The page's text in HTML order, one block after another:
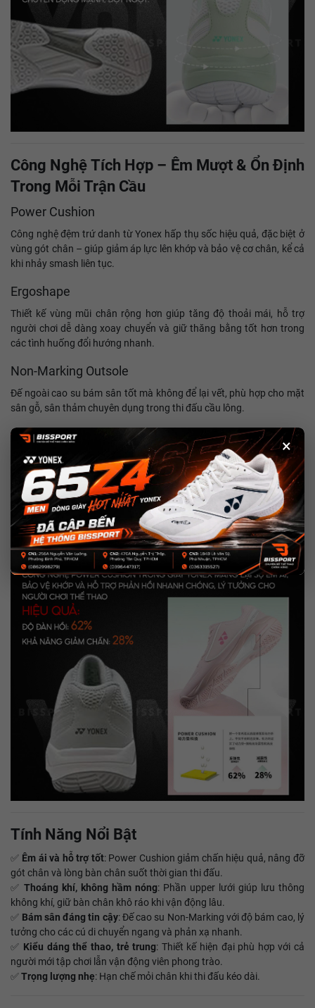
×
Công Nghệ Tích Hợp – Êm Mượt & Ổn Định
Trong Mỗi Trận Cầu
Power Cushion
Công nghệ đệm trứ danh từ Yonex hấp thụ sốc hiệu quả, đặc biệt ở
vùng gót chân – giúp giảm áp lực lên khớp và bảo vệ cơ chân, kể cả
khi nhảy smash liên tục.
Ergoshape
Thiết kế vùng mũi chân rộng hơn giúp tăng độ thoải mái, hỗ trợ
người chơi dễ dàng xoay chuyển và giữ thăng bằng tốt hơn trong
các tình huống đổi hướng nhanh.
Non-Marking Outsole
Đế ngoài cao su bám sân tốt mà không để lại vết, phù hợp cho mặt
sân gỗ, sân thảm chuyên dụng trong thi đấu cầu lông.
Inner Bootie Fit
Hệ thống lưỡi giày tích hợp liền thân giúp giảm cọ sát và cải thiện độ
ôm – mang lại cảm giác mượt mà, liền mạch trong từng bước
chuyển động.
Tính Năng Nổi Bật
✅ Êm ái và hỗ trợ tốt: Power Cushion giảm chấn hiệu quả, nâng đỡ
gót chân và lòng bàn chân suốt thời gian thi đấu.
✅ Thoáng khí, không hầm nóng: Phần upper lưới giúp lưu thông
không khí, giữ bàn chân khô ráo khi vận động lâu.
✅ Bám sân đáng tin cậy: Đế cao su Non-Marking với độ bám cao, lý
tưởng cho các cú di chuyển ngang và phản xạ nhanh.
✅ Kiểu dáng thể thao, trẻ trung: Thiết kế hiện đại phù hợp với cả
người mới tập chơi lẫn vận động viên phong trào.
✅Trọng lượng nhẹ: Hạn chế mỏi chân khi thi đấu kéo dài.